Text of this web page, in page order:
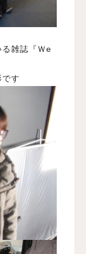
る雑誌『Ｗe
す